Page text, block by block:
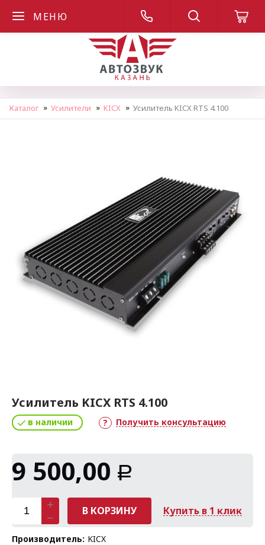
МЕНЮ
Каталог Усилители KICX Усилитель KICX RTS 4.100
Усилитель KICX RTS 4.100
в наличии Получить консультацию
9 500,00 Р
В КОРЗИНУ Купить в 1 клик
Производитель: KICX